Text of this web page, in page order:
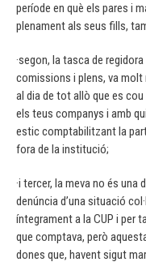
període en què els pares i
plenament als seus fills,
·segon, la tasca de
comissions i plens, va
al dia de tot allò que es
els teus companys i amb
estic comptabilitzant la
fora de la institució;
·i tercer, la meva no és
denúncia d’una situació
íntegrament a la CUP i per
que comptava, però
dones que, havent sigut